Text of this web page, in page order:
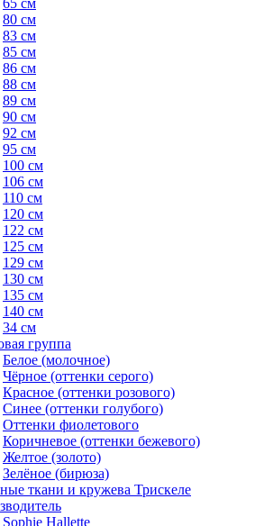
65 см
80 см
83 см
85 см
86 см
88 см
89 см
90 см
92 см
95 см
100 см
106 см
110 см
120 см
122 см
125 см
129 см
130 см
135 см
140 см
34 см
группа
Белое (молочное)
Чёрное (оттенки серого)
Красное (оттенки розового)
Синее (оттенки голубого)
Оттенки фиолетового
Коричневое (оттенки бежевого)
Желтое (золото)
Зелёное (бирюза)
ткани и кружева Трискеле
Sophie Hallette